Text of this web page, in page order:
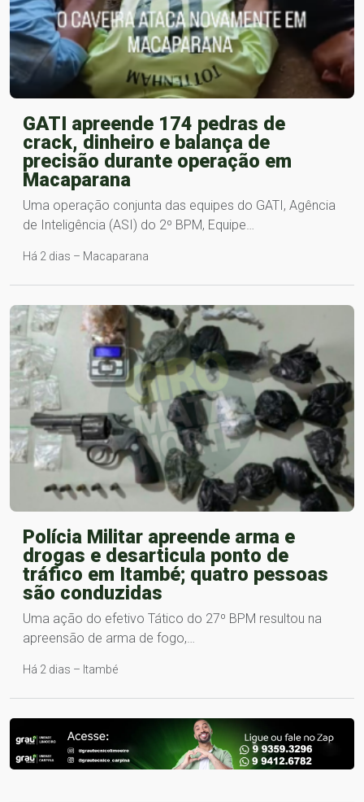
GATI apreende 174 pedras de
crack, dinheiro e balança de
precisão durante operação em
Macaparana
Uma operação conjunta das equipes do GATI, Agência
de Inteligência (ASI) do 2º BPM, Equipe…
Há 2 dias – Macaparana
Polícia Militar apreende arma e
drogas e desarticula ponto de
tráfico em Itambé; quatro pessoas
são conduzidas
Uma ação do efetivo Tático do 27º BPM resultou na
apreensão de arma de fogo,…
Há 2 dias – Itambé